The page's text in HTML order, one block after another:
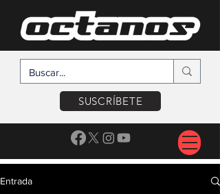
SUSCRÍBETE
Entrada